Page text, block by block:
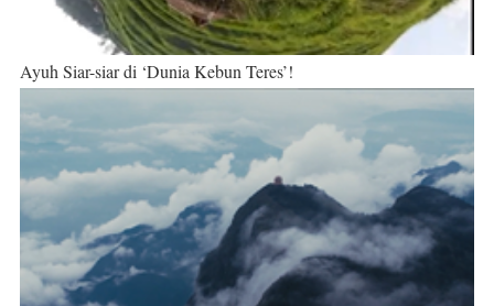
Ayuh Siar-siar di ‘Dunia Kebun Teres’!